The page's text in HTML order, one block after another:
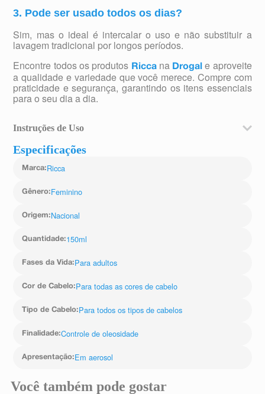
3. Pode ser usado todos os dias?
Sim, mas o ideal é intercalar o uso e não substituir a
lavagem tradicional por longos períodos.
Encontre todos os produtos Ricca na Drogal e aproveite
a qualidade e variedade que você merece. Compre com
praticidade e segurança, garantindo os itens essenciais
para o seu dia a dia.
Instruções de Uso
Agite o frasco, aplique a 20 cm da raiz, massageie com
as pontas dos dedos e finalize escovando para um efeito
natural e leve.
Especificações
Marca:Ricca
Gênero:Feminino
Origem:Nacional
Quantidade:150ml
Fases da Vida:Para adultos
Cor de Cabelo:Para todas as cores de cabelo
Tipo de Cabelo:Para todos os tipos de cabelos
Finalidade:Controle de oleosidade
Apresentação:Em aerosol
Você também pode gostar